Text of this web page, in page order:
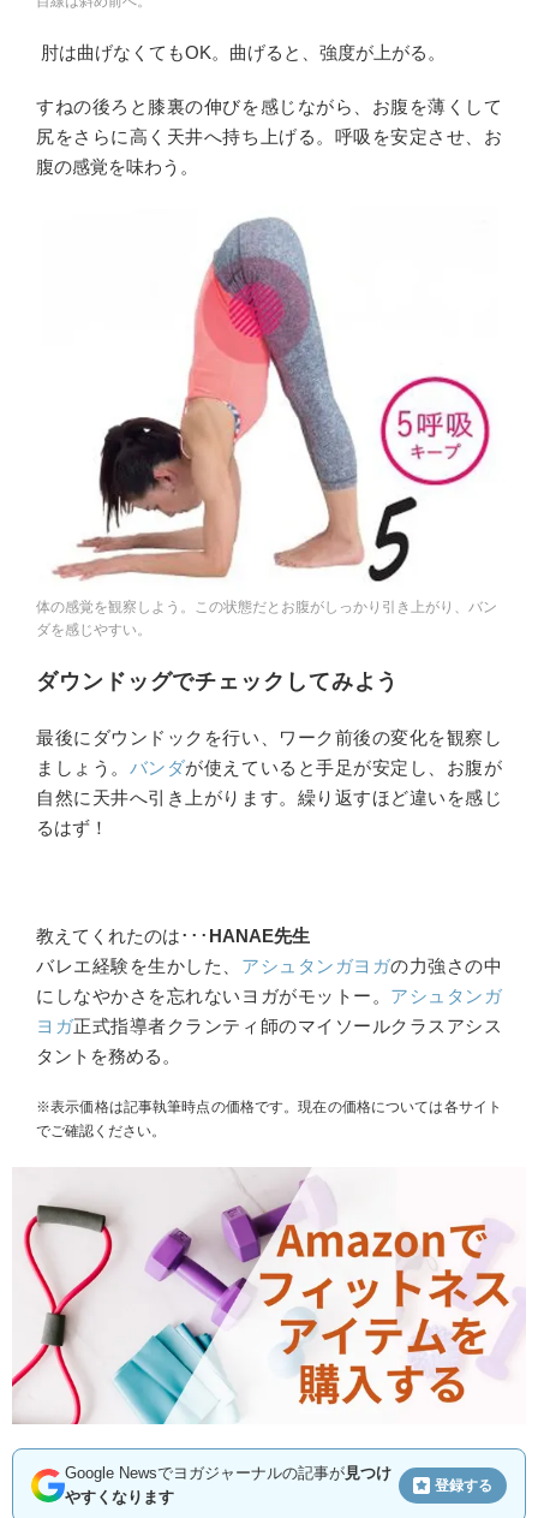
肘は曲げなくてもOK。曲げると、強度が上がる。
すねの後ろと膝裏の伸びを感じながら、お腹を薄くして
尻をさらに高く天井へ持ち上げる。呼吸を安定させ、お
腹の感覚を味わう。
体の感覚を観察しよう。この状態だとお腹がしっかり引き上がり、バン
ダを感じやすい。
ダウンドッグでチェックしてみよう
最後にダウンドックを行い、ワーク前後の変化を観察し
ましょう。 バンダが使えていると手足が安定し、お腹が
自然に天井へ引き上がります。繰り返すほど違いを感じ
るはず！
教えてくれたのは･･･ HANAE先生
バレエ経験を生かした、 アシュタンガヨガの力強さの中
にしなやかさを忘れないヨガがモットー。 アシュタンガ
ヨガ正式指導者クランティ師のマイソールクラスアシス
タントを務める。
※表示価格は記事執筆時点の価格です。現在の価格については各サイト
でご確認ください。
Google Newsでヨガジャーナルの記事が見つけ
やすくなります
登録する